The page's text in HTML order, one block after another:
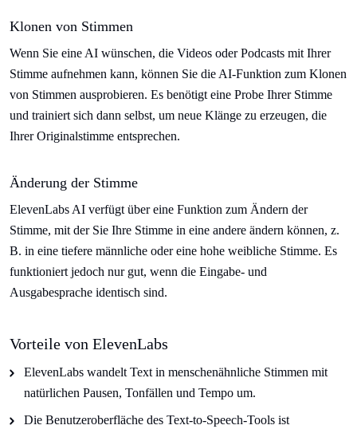
Klonen von Stimmen
Wenn Sie eine AI wünschen, die Videos oder Podcasts mit Ihrer
Stimme aufnehmen kann, können Sie die AI-Funktion zum Klonen
von Stimmen ausprobieren. Es benötigt eine Probe Ihrer Stimme
und trainiert sich dann selbst, um neue Klänge zu erzeugen, die
Ihrer Originalstimme entsprechen.
Änderung der Stimme
ElevenLabs AI verfügt über eine Funktion zum Ändern der
Stimme, mit der Sie Ihre Stimme in eine andere ändern können, z.
B. in eine tiefere männliche oder eine hohe weibliche Stimme. Es
funktioniert jedoch nur gut, wenn die Eingabe- und
Ausgabesprache identisch sind.
Vorteile von ElevenLabs
ElevenLabs wandelt Text in menschenähnliche Stimmen mit
natürlichen Pausen, Tonfällen und Tempo um.
Die Benutzeroberfläche des Text-to-Speech-Tools ist